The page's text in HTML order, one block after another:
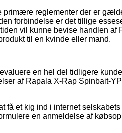
primære reglementer der er
forbindelse er det tillige
vil kunne bevise handlen af
til en kvinde eller mand.
en hel del tidligere
af Rapala X-Rap Spinbait-
få et kig ind i internet
en anmeldelse af